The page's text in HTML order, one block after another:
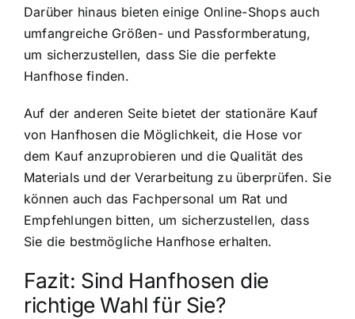
Darüber hinaus bieten einige Online-Shops auch
umfangreiche Größen- und Passformberatung,
um sicherzustellen, dass Sie die perfekte
Hanfhose finden.
Auf der anderen Seite bietet der stationäre Kauf
von Hanfhosen die Möglichkeit, die Hose vor
dem Kauf anzuprobieren und die Qualität des
Materials und der Verarbeitung zu überprüfen. Sie
können auch das Fachpersonal um Rat und
Empfehlungen bitten, um sicherzustellen, dass
Sie die bestmögliche Hanfhose erhalten.
Fazit: Sind Hanfhosen die
richtige Wahl für Sie?